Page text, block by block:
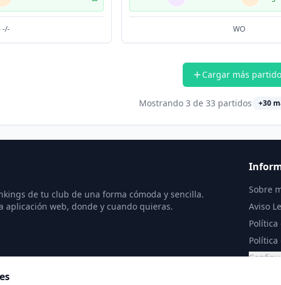
-/- WO
Cargar más
Mostrando 3 de 33 partidos +30
de tu club de una forma cómoda y sencilla.
aplicación web, donde y cuando quieras.
Sobre
Aviso
Política
Política